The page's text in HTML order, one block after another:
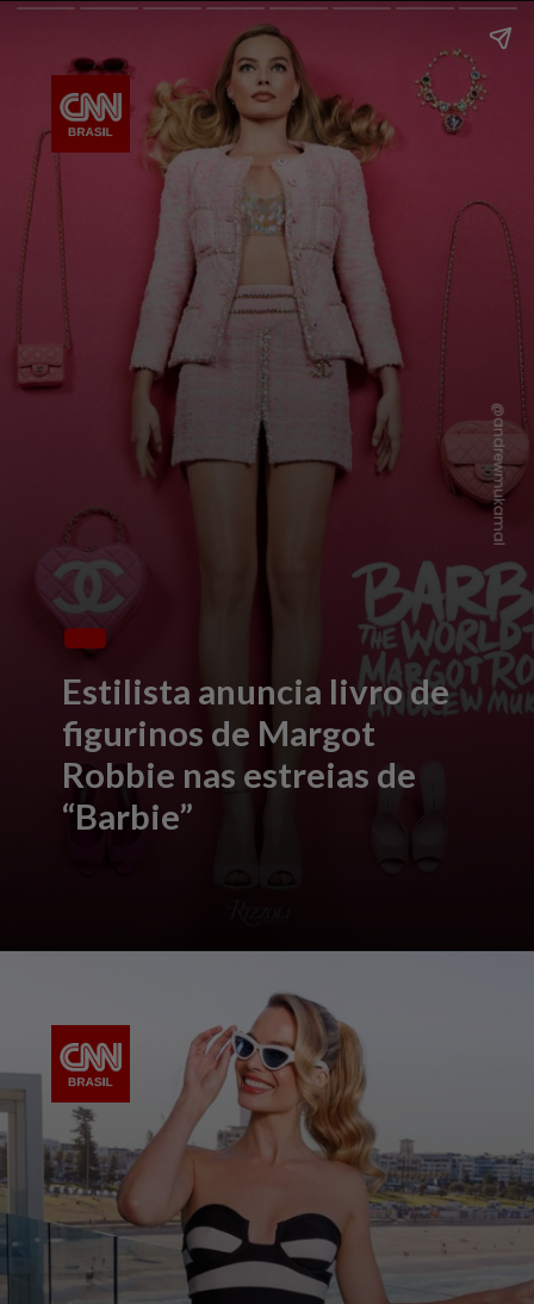
Estilista anuncia livro de
figurinos de Margot
Robbie nas estreias de
“Barbie”
@andrewmukamal